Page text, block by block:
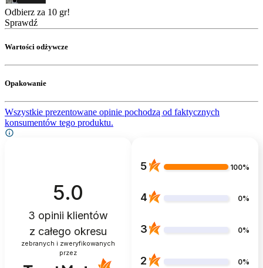
Odbierz za 10 gr!
Sprawdź
Wartości odżywcze
Opakowanie
Wszystkie prezentowane opinie pochodzą od faktycznych
konsumentów tego produktu.
5.0
3 opinii klientów
z całego okresu
zebranych i zweryfikowanych
przez
5 100%
4 0%
3 0%
2 0%